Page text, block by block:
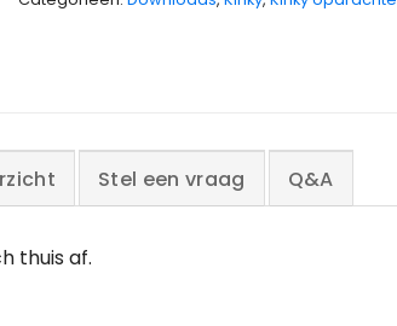
Stel een vraag Q&A
thuis af.